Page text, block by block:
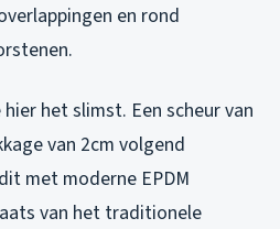
en rond
het slimst. Een scheur van
van 2cm volgend
met moderne EPDM
van het traditionele